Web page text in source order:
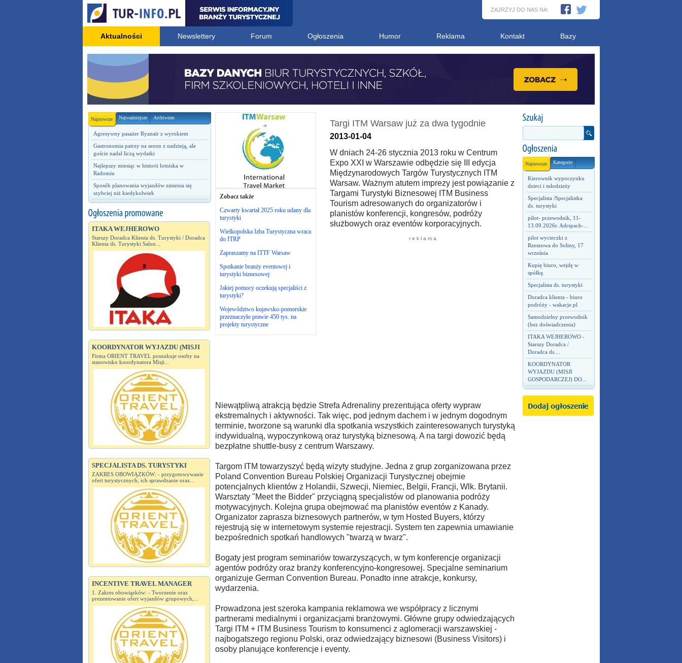
ZAJRZYJ DO NAS NA:
Aktualności Newslettery Forum Ogłoszenia Humor Reklama Kontakt Bazy
Najnowsze Najważniejsze Archiwum
Agresywny pasażer Ryanair z wyrokiem
Gastronomia patrzy na sezon z nadzieją, ale
goście nadal liczą wydatki
Najlepszy miesiąc w historii lotniska w
Radomiu
Sposób planowania wyjazdów zmienia się
szybciej niż kiedykolwiek
ITAKA WEJHEROWO
Starszy Doradca Klienta ds. Turystyki / Doradca
Klienta ds. Turystyki Salon...
KOORDYNATOR WYJAZDU (MISJI
Firma ORIENT TRAVEL poszukuje osoby na
stanowisko koordynatora Misji...
SPECJALISTA DS. TURYSTYKI
ZAKRES OBOWIĄZKÓW: - przygotowywanie
ofert turystycznych, ich sprawdzanie oraz...
INCENTIVE TRAVEL MANAGER
1. Zakres obowiązków: - Tworzenie oraz
prezentowanie ofert wyjazdów grupowych,...
Najnowsze Kategorie
Kierownik wypoczynku
dzieci i młodzieży
Specjalista /Specjalistka
ds. turystyki
pilot- przewodnik, 11-
13.09.2026r. Adrspach-...
pilot wycieczki z
Rzeszowa do Soliny, 17
września
Kupię biuro, wejdę w
spółkę.
Specjalista ds. turystyki
Doradca klienta - biuro
podróży - wakacje.pl
Samodzielny przewodnik
(bez doświadczenia)
ITAKA WEJHEROWO -
Starszy Doradca /
Doradca ds....
KOORDYNATOR
WYJAZDU (MISJI
GOSPODARCZEJ) DO...
Zobacz także
Czwarty kwartał 2025 roku udany dla
turystyki
Wielkopolska Izba Turystyczna wraca
do ITRP
Zapraszamy na ITTF Warsaw
Spotkanie branży eventowej i
turystyki biznesowej
Jakiej pomocy oczekują specjaliści z
turystyki?
Województwo kujawsko-pomorskie
przeznaczyło prawie 450 tys. na
projekty turystyczne
Targi ITM Warsaw już za dwa tygodnie
2013-01-04
W dniach 24-26 stycznia 2013 roku w Centrum
Expo XXI w Warszawie odbędzie się III edycja
Międzynarodowych Targów Turystycznych ITM
Warsaw. Ważnym atutem imprezy jest powiązanie z
Targami Turystyki Biznesowej ITM Business
Tourism adresowanych do organizatorów i
planistów konferencji, kongresów, podróży
służbowych oraz eventów korporacyjnych.
r e k l a m a
Niewątpliwą atrakcją będzie Strefa Adrenaliny prezentująca oferty wypraw
ekstremalnych i aktywności. Tak więc, pod jednym dachem i w jednym dogodnym
terminie, tworzone są warunki dla spotkania wszystkich zainteresowanych turystyką
indywidualną, wypoczynkową oraz turystyką biznesową. A na targi dowozić będą
bezpłatne shuttle-busy z centrum Warszawy.
Targom ITM towarzyszyć będą wizyty studyjne. Jedna z grup zorganizowana przez
Poland Convention Bureau Polskiej Organizacji Turystycznej obejmie
potencjalnych klientów z Holandii, Szwecji, Niemiec, Belgii, Francji, Wlk. Brytanii.
Warsztaty "Meet the Bidder" przyciągną specjalistów od planowania podróży
motywacyjnych. Kolejna grupa obejmować ma planistów eventów z Kanady.
Organizator zaprasza biznesowych partnerów, w tym Hosted Buyers, którzy
rejestrują się w internetowym systemie rejestracji. System ten zapewnia umawianie
bezpośrednich spotkań handlowych "twarzą w twarz".
Bogaty jest program seminariów towarzyszących, w tym konferencje organizacji
agentów podróży oraz branży konferencyjno-kongresowej. Specjalne seminarium
organizuje German Convention Bureau. Ponadto inne atrakcje, konkursy,
wydarzenia.
Prowadzona jest szeroka kampania reklamowa we współpracy z licznymi
partnerami medialnymi i organizacjami branżowymi. Główne grupy odwiedzających
Targi ITM + ITM Business Tourism to konsumenci z aglomeracji warszawskiej -
najbogatszego regionu Polski, oraz odwiedzający biznesowi (Business Visitors) i
osoby planujące konferencje i eventy.